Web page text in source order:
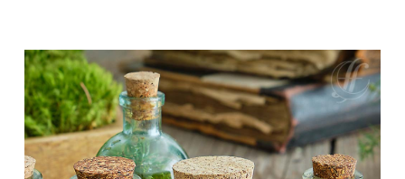
Minha Conta
AGENDAMENTO